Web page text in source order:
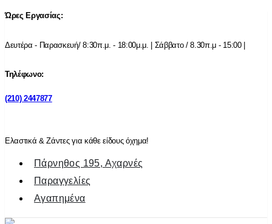
Ώρες Εργασίας:
Δευτέρα - Παρασκευή/ 8:30π.μ. - 18:00μ.μ. | Σάββατο / 8.30π.μ - 15:00 |
Τηλέφωνο:
(210) 2447877
Ελαστικά & Ζάντες για κάθε είδους όχημα!
Πάρνηθος 195, Αχαρνές
Παραγγελίες
Αγαπημένα